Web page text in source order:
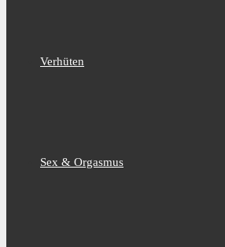
Verhüten
Sex & Orgasmus